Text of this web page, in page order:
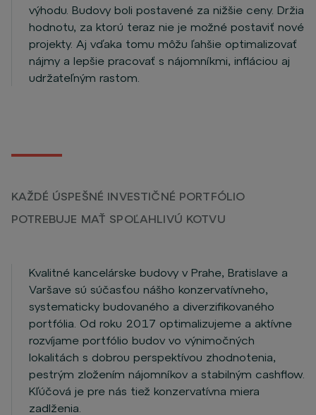
výhodu. Budovy boli postavené za nižšie ceny. Držia
hodnotu, za ktorú teraz nie je možné postaviť nové
projekty. Aj vďaka tomu môžu ľahšie optimalizovať
nájmy a lepšie pracovať s nájomníkmi, infláciou aj
udržateľným rastom.
KAŽDÉ ÚSPEŠNÉ INVESTIČNÉ PORTFÓLIO
POTREBUJE MAŤ SPOĽAHLIVÚ KOTVU
Kvalitné kancelárske budovy v Prahe, Bratislave a
Varšave sú súčasťou nášho konzervatívneho,
systematicky budovaného a diverzifikovaného
portfólia. Od roku 2017 optimalizujeme a aktívne
rozvíjame portfólio budov vo výnimočných
lokalitách s dobrou perspektívou zhodnotenia,
pestrým zložením nájomníkov a stabilným cashflow.
Kľúčová je pre nás tiež konzervatívna miera
zadlženia.